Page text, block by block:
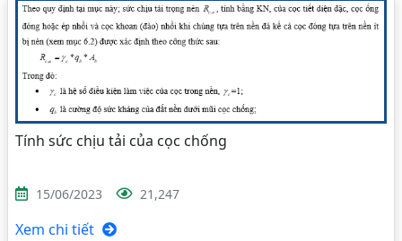
Tính sức chịu tải của cọc chống
15/06/2023 21,247
Xem chi tiết